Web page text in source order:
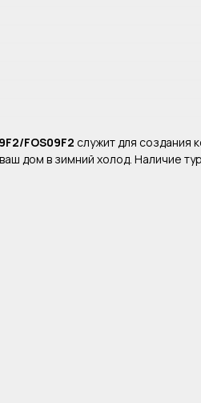
FOS09F2 служит для
дом в зимний холод. Наличие